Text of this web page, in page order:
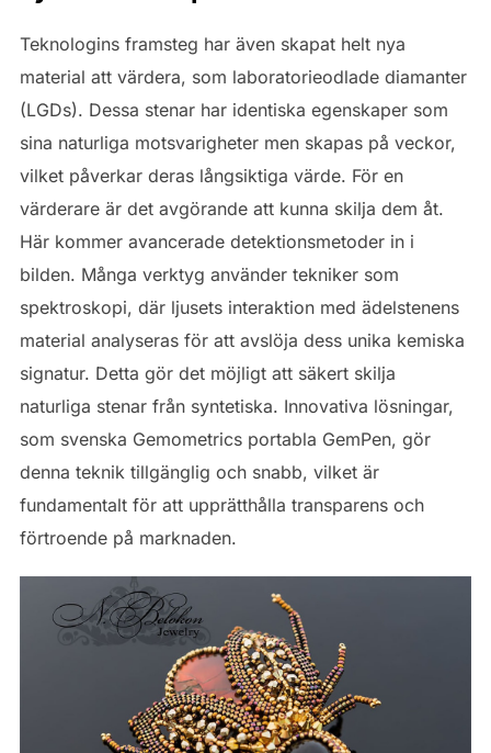
Teknologins framsteg har även skapat helt nya
material att värdera, som laboratorieodlade diamanter
(LGDs). Dessa stenar har identiska egenskaper som
sina naturliga motsvarigheter men skapas på veckor,
vilket påverkar deras långsiktiga värde. För en
värderare är det avgörande att kunna skilja dem åt.
Här kommer avancerade detektionsmetoder in i
bilden. Många verktyg använder tekniker som
spektroskopi, där ljusets interaktion med ädelstenens
material analyseras för att avslöja dess unika kemiska
signatur. Detta gör det möjligt att säkert skilja
naturliga stenar från syntetiska. Innovativa lösningar,
som svenska Gemometrics portabla GemPen, gör
denna teknik tillgänglig och snabb, vilket är
fundamentalt för att upprätthålla transparens och
förtroende på marknaden.